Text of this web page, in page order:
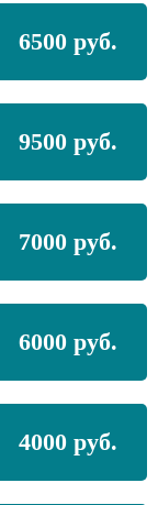
6500 руб.
9500 руб.
7000 руб.
6000 руб.
4000 руб.